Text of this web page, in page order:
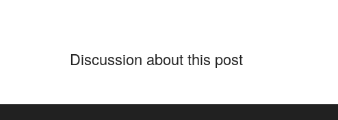
Discussion about this post